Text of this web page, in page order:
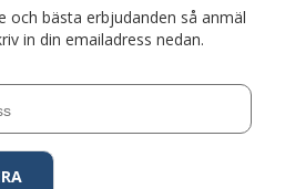
och bästa erbjudanden så anmäl
in din emailadress nedan.